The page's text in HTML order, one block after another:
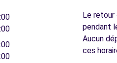
Le retour
pendant
Aucun
ces